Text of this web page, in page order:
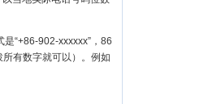
“+86-902-xxxxxx”，86
有数字就可以）。例如